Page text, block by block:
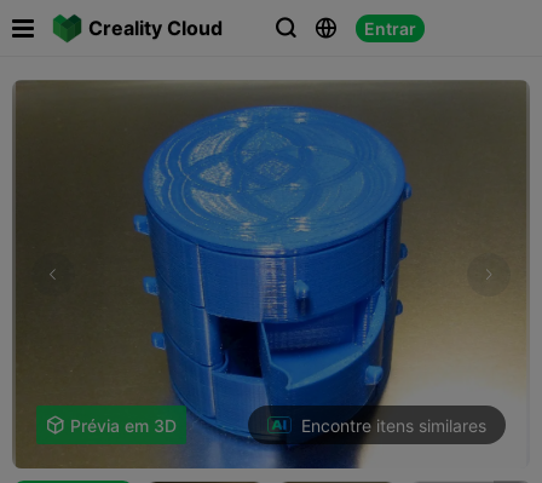
Creality Cloud   Entrar
 
 Prévia em 3D Encontre itens similares